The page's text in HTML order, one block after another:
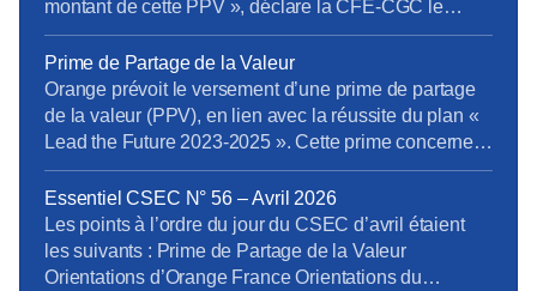
montant de cette PPV », déclare la CFE-CGC le
11/05/2026. L’organisation syndicale s’exprime au
sujet du versement d’une PPV, en lien avec la
réussite du plan « Lead the Future 2023-2025 ». « La
CFE-CGC Orange dénonce une nouvelle fois une
politique de rémunération […]
Prime de Partage de la Valeur
Orange prévoit le versement d’une prime de partage
de la valeur (PPV), en lien avec la réussite du plan «
Lead the Future 2023-2025 ». Cette prime concernera
les salariés liés par un contrat de travail (CDI, CDD et
alternants), les fonctionnaires en activité et les
intérimaires à la date de signature de la décision […]
Essentiel CSEC N° 56 – Avril 2026
Les points à l’ordre du jour du CSEC d’avril étaient
les suivants : Prime de Partage de la Valeur
Orientations d’Orange France Orientations du